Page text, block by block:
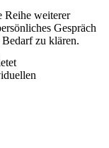
Reihe weiterer
Gespräch
zu klären.